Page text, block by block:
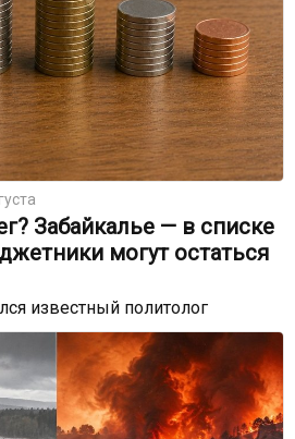
Забайкалье — в списке
могут остаться
известный политолог